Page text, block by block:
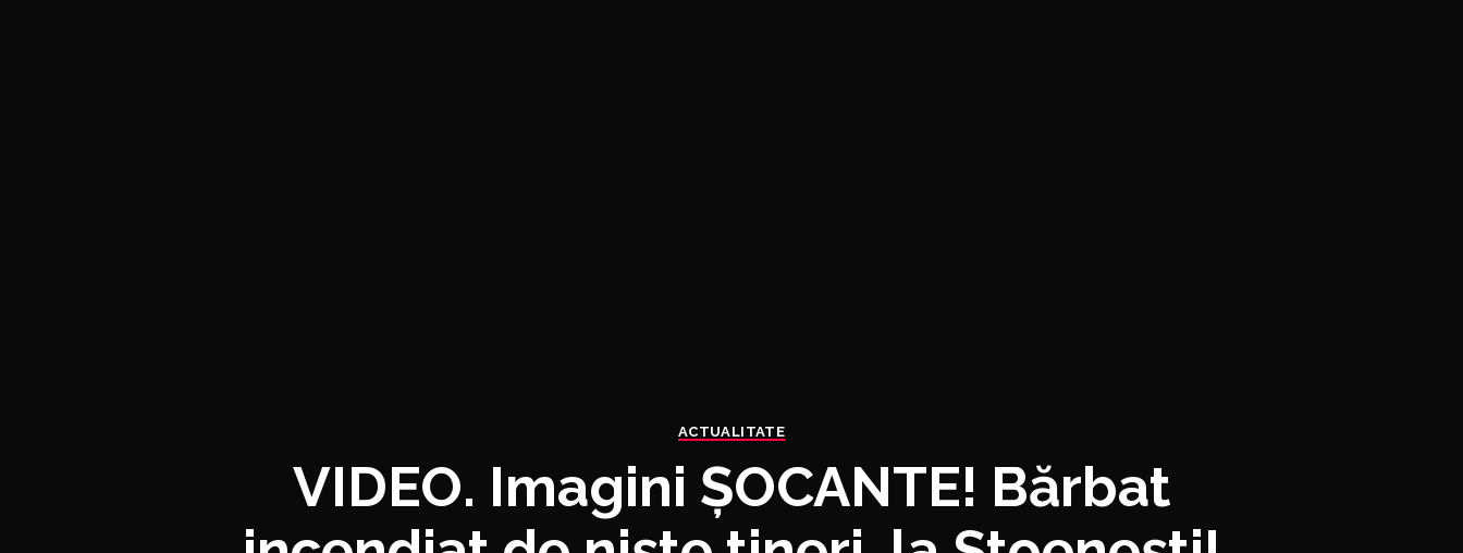
ACTUALITATE
VIDEO. Imagini ȘOCANTE! Bărbat